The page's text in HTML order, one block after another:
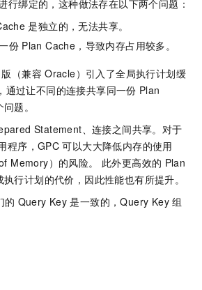
行绑定的，这种做法存在以下两个问题：
是独立的，无法共享。
份 Plan Cache，导致内存占用较多。
版（兼容 Oracle） 引入了全局执行计划缓
通过让不同的连接共享同一份 Plan
题。
Statement、连接之间共享。对于
程序，GPC 可以大大降低内存的使用
Memory）的风险。 此外更高效的 Plan
行计划的代价，因此性能也有所提升。
的 Query Key 是一致的，Query Key 组